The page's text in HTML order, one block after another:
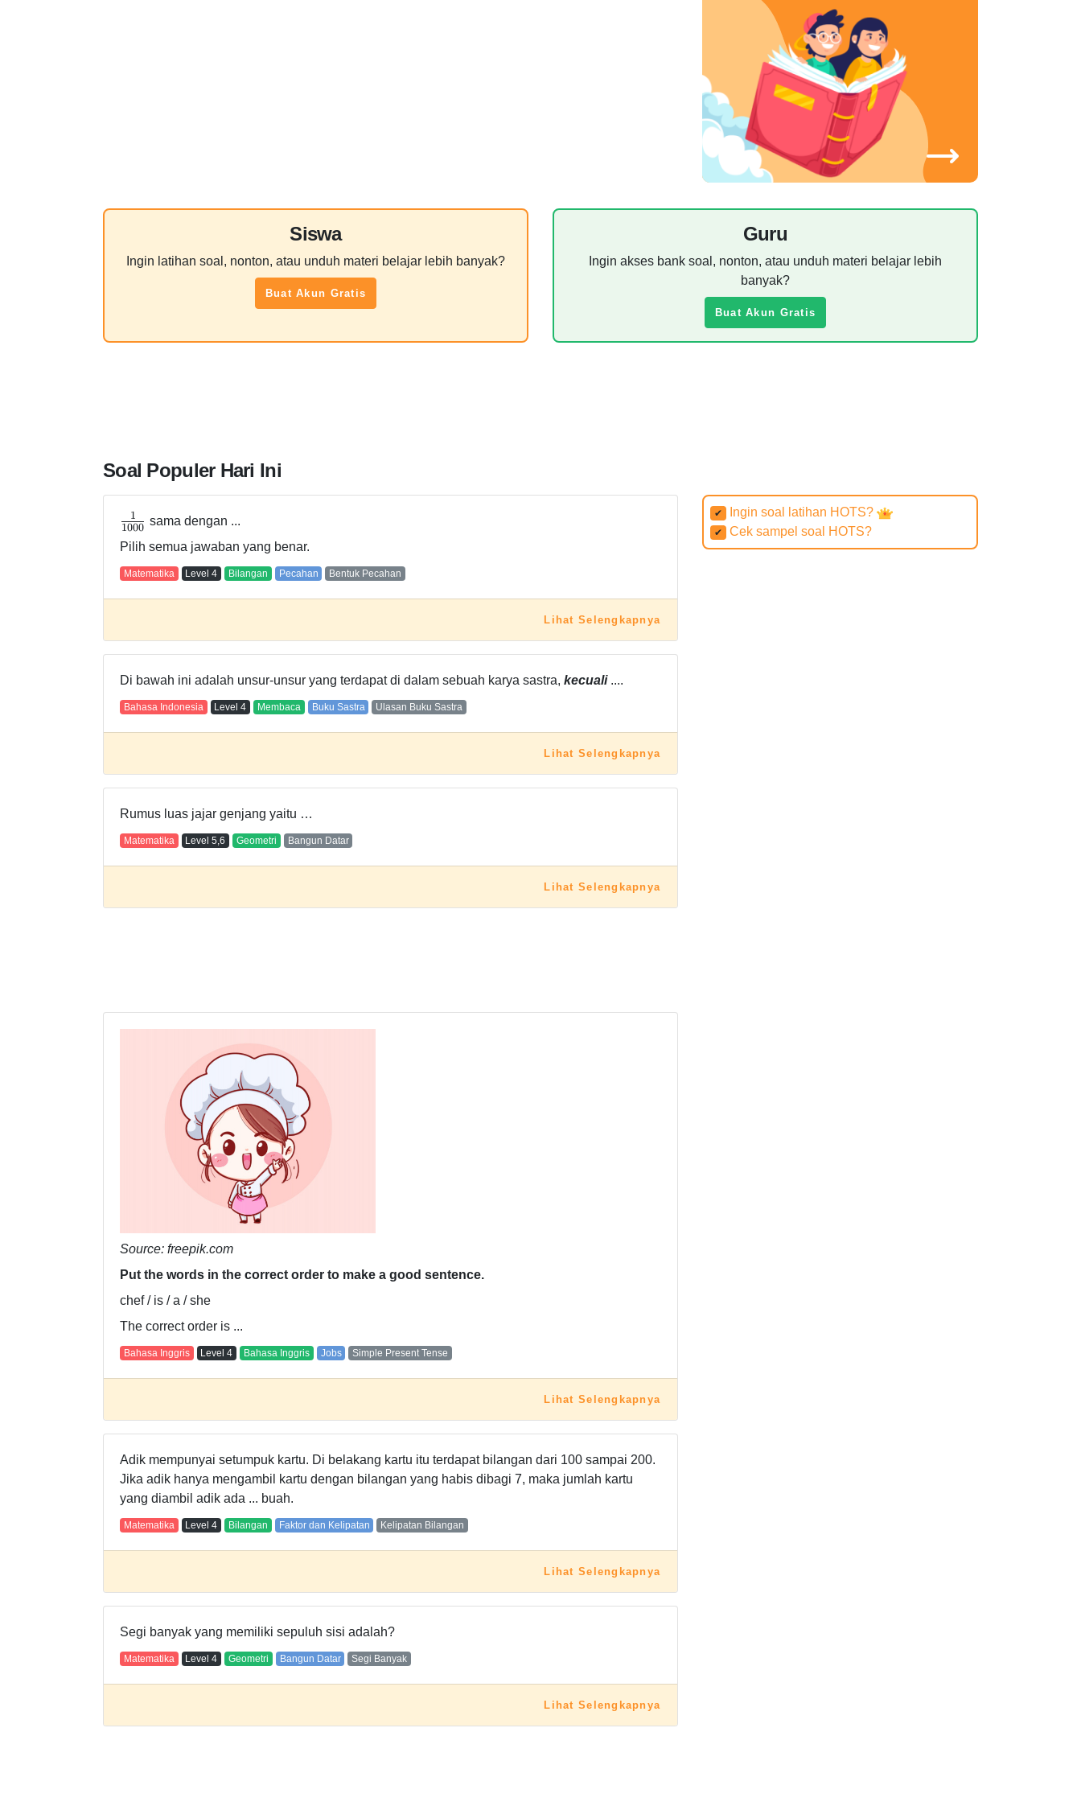
Siswa
Ingin latihan soal, nonton, atau unduh materi belajar lebih banyak?
Buat Akun Gratis
Guru
Ingin akses bank soal, nonton, atau unduh materi belajar lebih
banyak?
Buat Akun Gratis
Soal Populer Hari Ini
1000
1
sama dengan ...
Pilih semua jawaban yang benar.
Matematika Level 4 Bilangan Pecahan Bentuk Pecahan
Lihat Selengkapnya
Di bawah ini adalah unsur-unsur yang terdapat di dalam sebuah karya sastra, kecuali....
Bahasa Indonesia Level 4 Membaca Buku Sastra Ulasan Buku Sastra
Lihat Selengkapnya
Rumus luas jajar genjang yaitu …
Matematika Level 5,6 Geometri Bangun Datar
Lihat Selengkapnya
Source: freepik.com
Put the words in the correct order to make a good sentence.
chef / is / a / she
The correct order is ...
Bahasa Inggris Level 4 Bahasa Inggris Jobs Simple Present Tense
Lihat Selengkapnya
Adik mempunyai setumpuk kartu. Di belakang kartu itu terdapat bilangan dari 100 sampai 200.
Jika adik hanya mengambil kartu dengan bilangan yang habis dibagi 7, maka jumlah kartu
yang diambil adik ada ... buah.
Matematika Level 4 Bilangan Faktor dan Kelipatan Kelipatan Bilangan
Lihat Selengkapnya
Segi banyak yang memiliki sepuluh sisi adalah?
Matematika Level 4 Geometri Bangun Datar Segi Banyak
Lihat Selengkapnya
✔ Ingin soal latihan HOTS?
✔ Cek sampel soal HOTS?